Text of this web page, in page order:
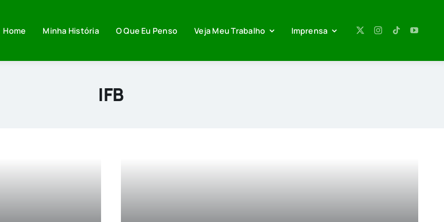
Home Minha História O Que Eu Penso Veja Meu Trabalho Imprensa
IFB